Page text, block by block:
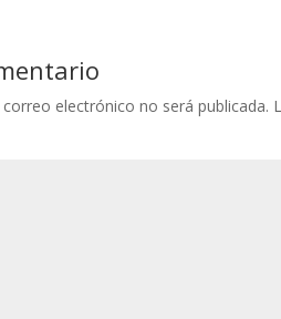
electrónico no será publicada.